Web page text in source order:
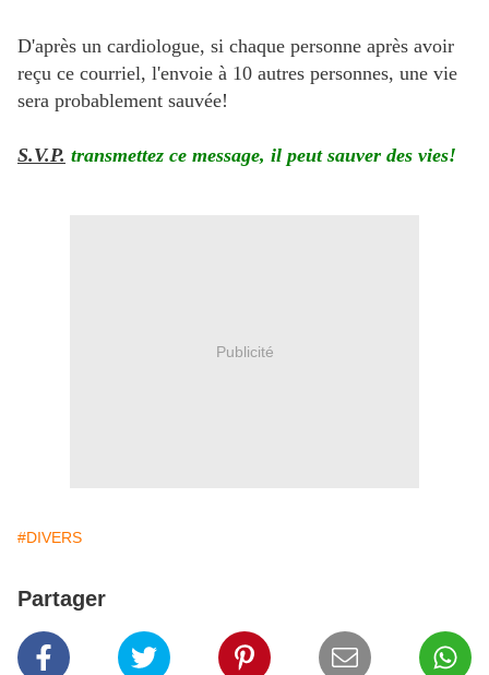
D'après un cardiologue, si chaque personne après avoir
reçu ce courriel, l'envoie à 10 autres personnes, une vie
sera probablement sauvée!
S.V.P. transmettez ce message, il peut sauver des vies!
Publicité
#DIVERS
Partager